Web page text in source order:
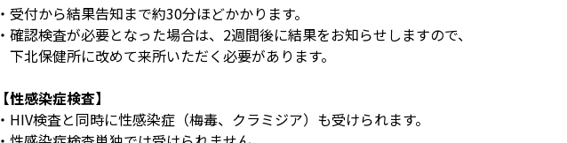
・受付から結果告知まで約30分ほどかかります。
・確認検査が必要となった場合は、2週間後に結果をお知らせしますので、
下北保健所に改めて来所いただく必要があります。
【性感染症検査】
・HIV検査と同時に性感染症（梅毒、クラミジア）も受けられます。